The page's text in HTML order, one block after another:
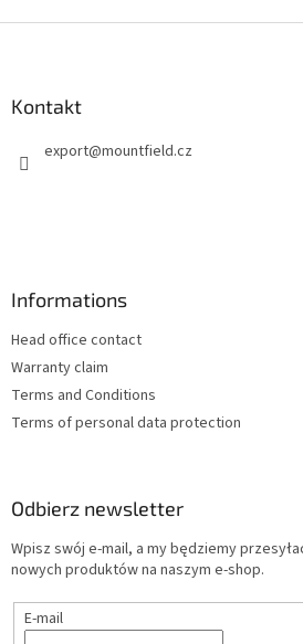
Kontakt
export@mountfield.cz
Informations
Head office contact
Warranty claim
Terms and Conditions
Terms of personal data protection
Odbierz newsletter
Wpisz swój e-mail, a my będziemy
nowych produktów na naszym e-shop.
E-mail